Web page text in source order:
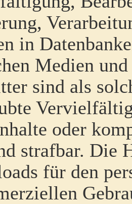
in
Medien
sind als
oder
strafbar. Die
für den